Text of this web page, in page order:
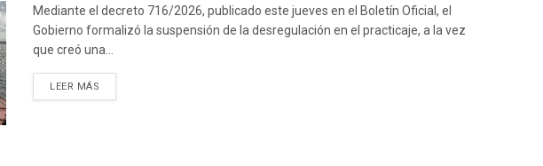
Mediante el decreto 716/2026, publicado este jueves en el Boletín Oficial, el
Gobierno formalizó la suspensión de la desregulación en el practicaje, a la vez
que creó una...
LEER MÁS